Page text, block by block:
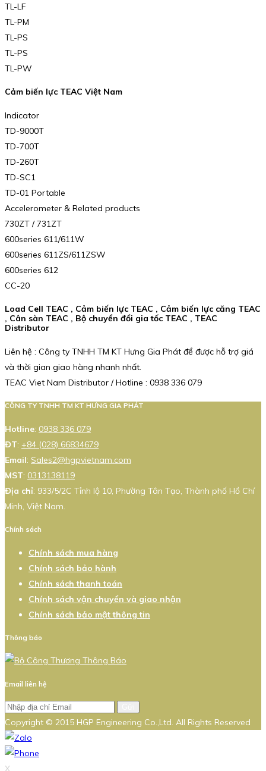
TL-LF
TL-PM
TL-PS
TL-PS
TL-PW
Cảm biến lực TEAC Việt Nam
Indicator
TD-9000T
TD-700T
TD-260T
TD-SC1
TD-01 Portable
Accelerometer & Related products
730ZT / 731ZT
600series 611/611W
600series 611ZS/611ZSW
600series 612
CC-20
Load Cell TEAC , Cảm biến lực TEAC , Cảm biến lực căng TEAC
, Cân sàn TEAC , Bộ chuyển đổi gia tốc TEAC , TEAC
Distributor
Liên hệ : Công ty TNHH TM KT Hưng Gia Phát để được hỗ trợ giá
và thời gian giao hàng nhanh nhất.
TEAC Viet Nam Distributor / Hotline : 0938 336 079
CÔNG TY TNHH TM KT HƯNG GIA PHÁT
Hotline: 0938 336 079
ĐT: +84 (028) 66834679
Email: Sales2@hgpvietnam.com
MST: 0313138119
Địa chỉ: 933/5/2C Tỉnh lộ 10, Phường Tân Tạo, Thành phố Hồ Chí
Minh, Việt Nam.
Chính sách
Chính sách mua hàng
Chính sách bảo hành
Chính sách thanh toán
Chính sách vận chuyển và giao nhận
Chính sách bảo mật thông tin
Thông báo
Email liên hệ
Copyright © 2015 HGP Engineering Co.,Ltd. All Rights Reserved
X